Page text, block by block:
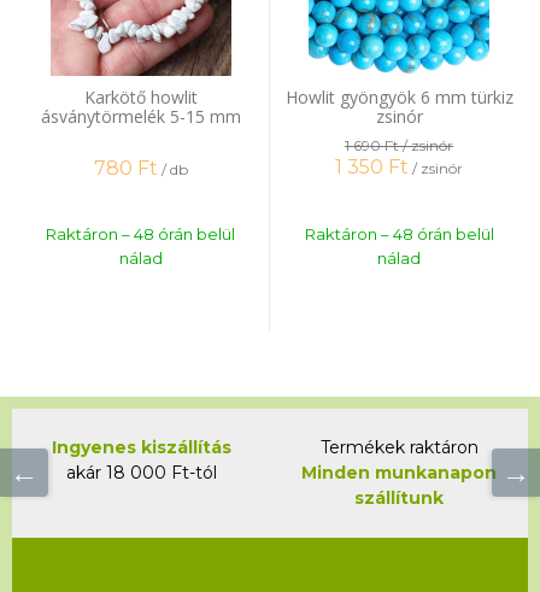
Karkötő howlit
ásványtörmelék 5-15 mm
780 Ft / db
Raktáron – 48 órán belül
nálad
Howlit gyöngyök 6 mm türkiz
zsinór
1 690 Ft/ zsinór
1 350 Ft / zsinór
Raktáron – 48 órán belül
nálad
Ingyenes kiszállítás
akár 18 000 Ft-tól
Termékek raktáron
Minden munkanapon
szállítunk